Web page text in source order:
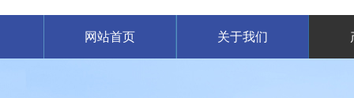
网站首页 关于我们